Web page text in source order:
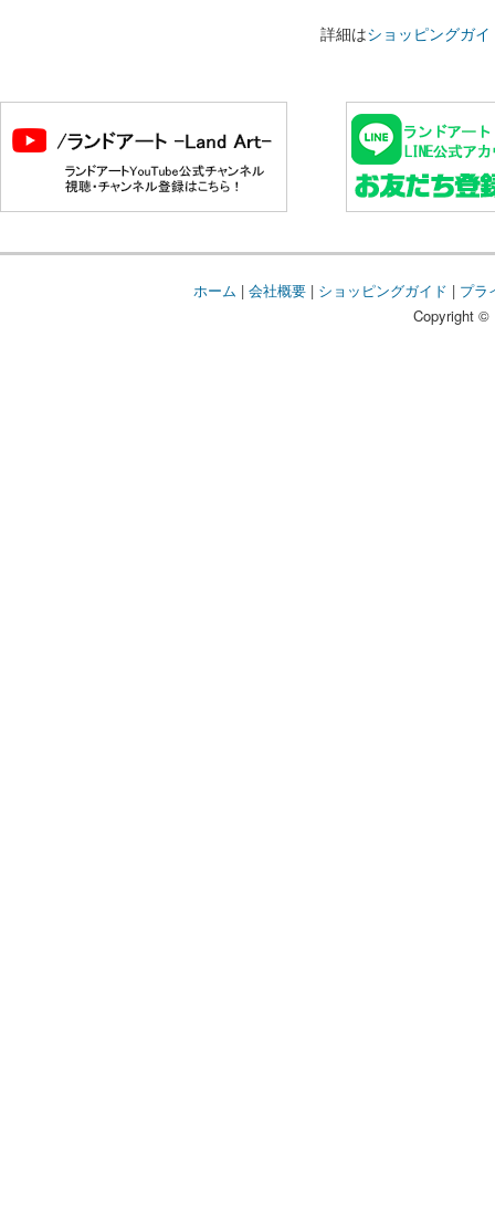
詳細はショッピングガイ
ホーム | 会社概要| ショッピングガイド | プラ
Copyright ©